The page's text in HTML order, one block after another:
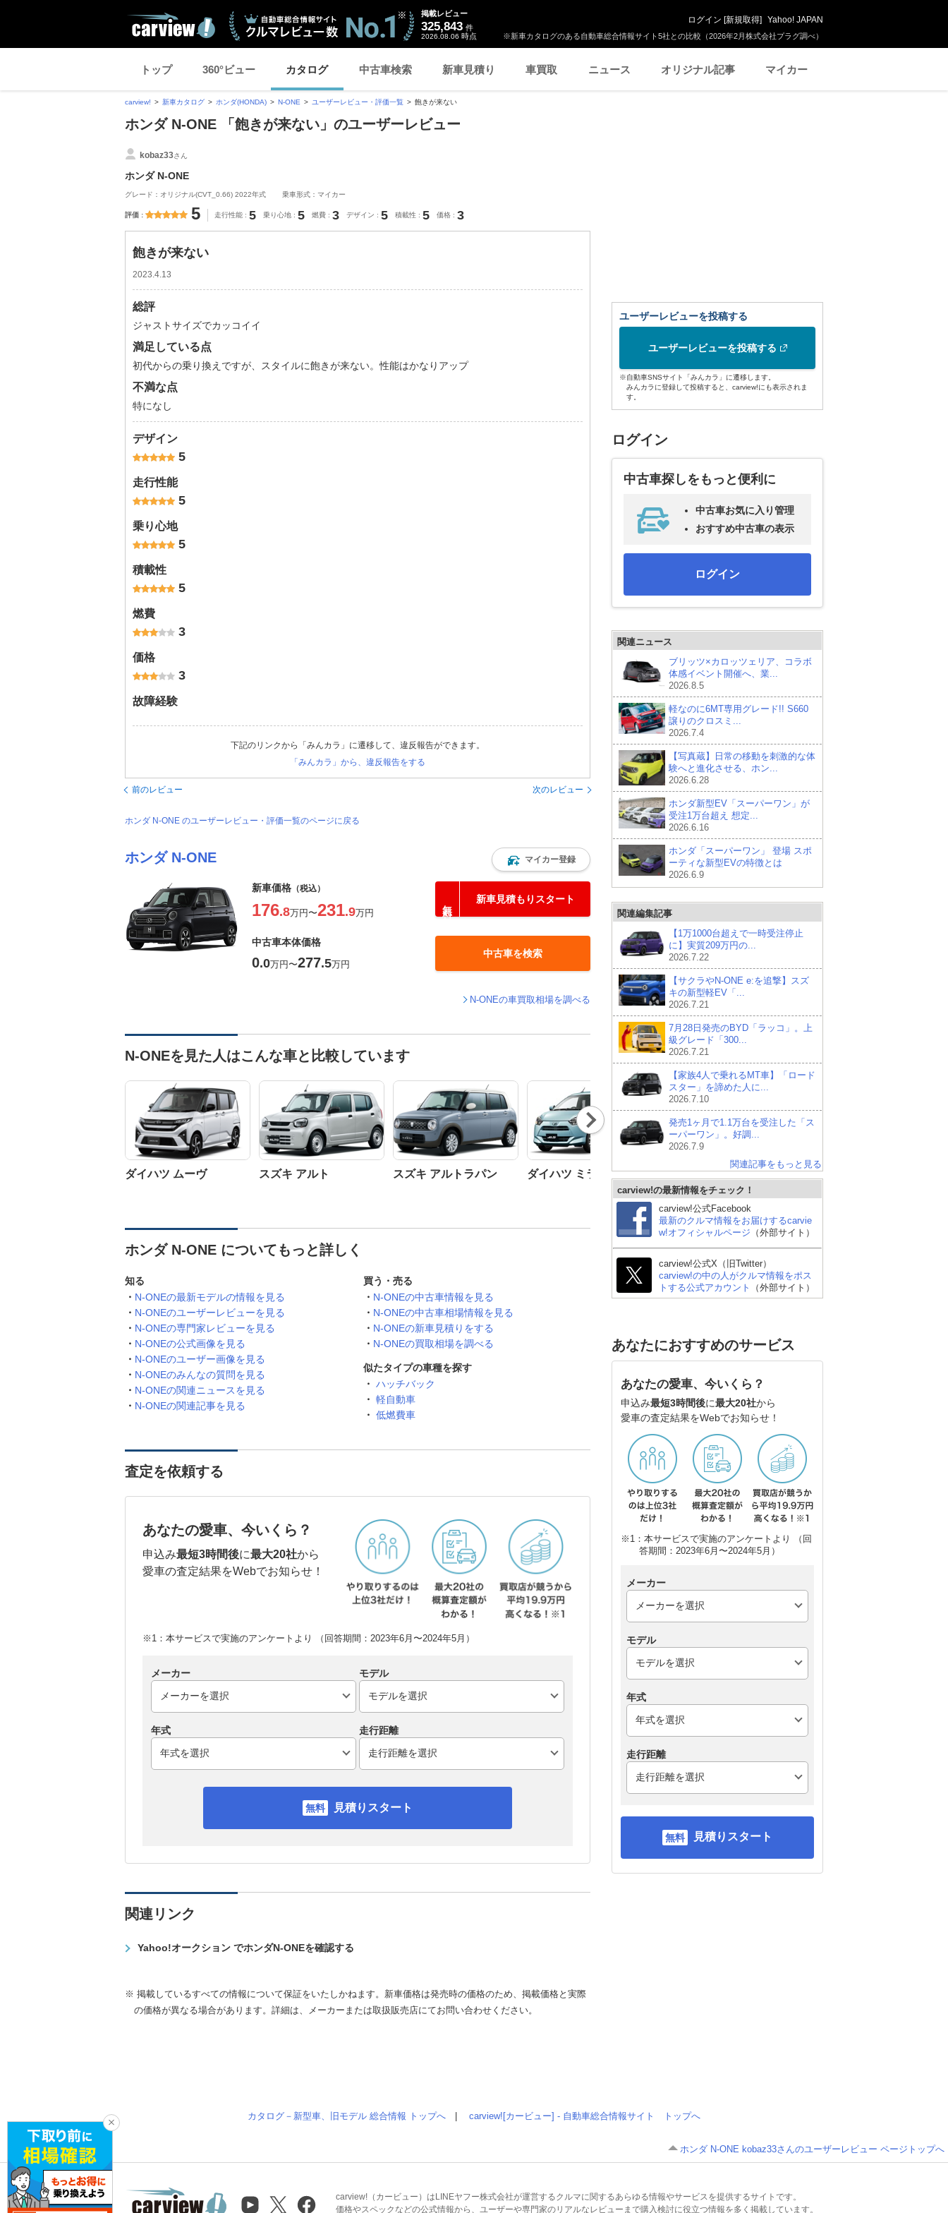
※新車カタログのある自動車総合情報サイト5社との比較（2026年2月株式会社プラグ調べ）
掲載レビュー
325,843 件
2026.08.06 時点
ログイン [新規取得] Yahoo! JAPAN
トップ 360°ビュー カタログ 中古車検索 新車見積り 車買取 ニュース オリジナル記事 マイカー
carview! 新車カタログ ホンダ(HONDA) N-ONE ユーザーレビュー・評価一覧 飽きが来ない
ホンダ N-ONE 「飽きが来ない」のユーザーレビュー
kobaz33さん
ホンダ N-ONE
グレード：オリジナル(CVT_0.66) 2022年式 乗車形式：マイカー
評価 5 走行性能 5 乗り心地 5 燃費 3 デザイン 5 積載性 5 価格 3
飽きが来ない
2023.4.13
総評
ジャストサイズでカッコイイ
満足している点
初代からの乗り換えですが、スタイルに飽きが来ない。性能はかなりアップ
不満な点
特になし
デザイン
5
走行性能
5
乗り心地
5
積載性
5
燃費
3
価格
3
故障経験
下記のリンクから「みんカラ」に遷移して、違反報告ができます。
「みんカラ」から、違反報告をする
前のレビュー 次のレビュー
ホンダ N-ONE のユーザーレビュー・評価一覧のページに戻る
ホンダ N-ONE マイカー登録
新車価格 （税込）
176.8万円〜231.9万円
新車見積もりスタート
中古車本体価格
0.0万円〜277.5万円
中古車を検索
N-ONEの車買取相場を調べる
N-ONEを見た人はこんな車と比較しています
ダイハツ ムーヴ スズキ アルト スズキ アルトラパン ダイハツ ミライース 日産 デイズ 日産 サクラ
Nex
t
ホンダ N-ONE についてもっと詳しく
知る
N-ONEの最新モデルの情報を見る
N-ONEのユーザーレビューを見る
N-ONEの専門家レビューを見る
N-ONEの公式画像を見る
N-ONEのユーザー画像を見る
N-ONEのみんなの質問を見る
N-ONEの関連ニュースを見る
N-ONEの関連記事を見る
買う・売る
N-ONEの中古車情報を見る
N-ONEの中古車相場情報を見る
N-ONEの新車見積りをする
N-ONEの買取相場を調べる
似たタイプの車種を探す
ハッチバック
軽自動車
低燃費車
査定を依頼する
あなたの愛車、今いくら？
申込み最短3時間後に最大20社から
愛車の査定結果をWebでお知らせ！
※1：本サービスで実施のアンケートより （回答期間：2023年6月〜2024年5月）
メーカー モデル
年式 走行距離
見積りスタート
関連リンク
Yahoo!オークション でホンダN-ONEを確認する
※ 掲載しているすべての情報について保証をいたしかねます。新車価格は発売時の価格のため、掲載価格と実際
の価格が異なる場合があります。詳細は、メーカーまたは取扱販売店にてお問い合わせください。
ユーザーレビューを投稿する
ユーザーレビューを投稿する
※自動車SNSサイト「みんカラ」に遷移します。
みんカラに登録して投稿すると、carview!にも表示されま
す。
ログイン
中古車探しをもっと便利に
中古車お気に入り管理
おすすめ中古車の表示
ログイン
関連ニュース
ブリッツ×カロッツェリア、コラボ
体感イベント開催へ、業...
2026.8.5
軽なのに6MT専用グレード!! S660
譲りのクロスミ...
2026.7.4
【写真蔵】日常の移動を刺激的な体
験へと進化させる、ホン...
2026.6.28
ホンダ新型EV「スーパーワン」が
受注1万台超え 想定...
2026.6.16
ホンダ「スーパーワン」 登場 スポ
ーティな新型EVの特徴とは
2026.6.9
関連編集記事
【1万1000台超えで一時受注停止
に】実質209万円の...
2026.7.22
【サクラやN-ONE e:を追撃】スズ
キの新型軽EV「...
2026.7.21
7月28日発売のBYD「ラッコ」。上
級グレード「300...
2026.7.21
【家族4人で乗れるMT車】「ロード
スター」を諦めた人に...
2026.7.10
発売1ヶ月で1.1万台を受注した「ス
ーパーワン」。好調...
2026.7.9
関連記事をもっと見る
carview!の最新情報をチェック！
carview!公式Facebook
最新のクルマ情報をお届けするcarvie
w!オフィシャルページ （外部サイト）
carview!公式X（旧Twitter）
carview!の中の人がクルマ情報をポス
トする公式アカウント
（外部サイト）
あなたにおすすめのサービス
あなたの愛車、今いくら？
申込み最短3時間後に最大20社から
愛車の査定結果をWebでお知らせ！
※1：本サービスで実施のアンケートより （回
答期間：2023年6月〜2024年5月）
メーカー
モデル
年式
走行距離
見積りスタート
カタログ－新型車、旧モデル 総合情報 トップへ carview![カービュー] - 自動車総合情報サイト トップへ
ホンダ N-ONE kobaz33さんのユーザーレビュー ページトップへ
carview!（カービュー）はLINEヤフー株式会社が運営するクルマに関するあらゆる情報やサービスを提供するサイトです。
価格やスペックなどの公式情報から、ユーザーや専門家のリアルなレビューまで購入検討に役立つ情報を多く掲載しています。